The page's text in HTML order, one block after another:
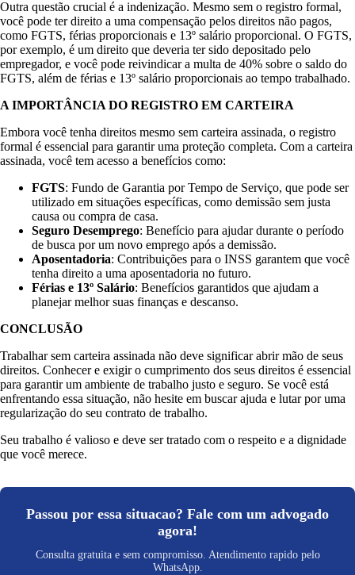
Outra questão crucial é a indenização. Mesmo sem o registro formal,
você pode ter direito a uma compensação pelos direitos não pagos,
como FGTS, férias proporcionais e 13º salário proporcional. O FGTS,
por exemplo, é um direito que deveria ter sido depositado pelo
empregador, e você pode reivindicar a multa de 40% sobre o saldo do
FGTS, além de férias e 13º salário proporcionais ao tempo trabalhado.
A IMPORTÂNCIA DO REGISTRO EM CARTEIRA
Embora você tenha direitos mesmo sem carteira assinada, o registro
formal é essencial para garantir uma proteção completa. Com a carteira
assinada, você tem acesso a benefícios como:
FGTS: Fundo de Garantia por Tempo de Serviço, que pode ser
utilizado em situações específicas, como demissão sem justa
causa ou compra de casa.
Seguro Desemprego: Benefício para ajudar durante o período
de busca por um novo emprego após a demissão.
Aposentadoria: Contribuições para o INSS garantem que você
tenha direito a uma aposentadoria no futuro.
Férias e 13º Salário: Benefícios garantidos que ajudam a
planejar melhor suas finanças e descanso.
CONCLUSÃO
Trabalhar sem carteira assinada não deve significar abrir mão de seus
direitos. Conhecer e exigir o cumprimento dos seus direitos é essencial
para garantir um ambiente de trabalho justo e seguro. Se você está
enfrentando essa situação, não hesite em buscar ajuda e lutar por uma
regularização do seu contrato de trabalho.
Seu trabalho é valioso e deve ser tratado com o respeito e a dignidade
que você merece.
Passou por essa situacao? Fale com um advogado
agora!
Consulta gratuita e sem compromisso. Atendimento rapido pelo
WhatsApp.